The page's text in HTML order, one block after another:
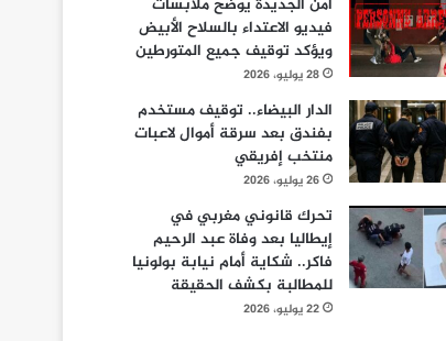
أمن الجديدة يوضح ملابسات
فيديو الاعتداء بالسلاح الأبيض
ويؤكد توقيف جميع المتورطين
28 يوليو، 2026
الدار البيضاء.. توقيف مستخدم
بفندق بعد سرقة أموال لاعبات
منتخب إفريقي
26 يوليو، 2026
تحرك قانوني مغربي في
إيطاليا بعد وفاة عبد الرحيم
فاكر.. شكاية أمام نيابة بولونيا
للمطالبة بكشف الحقيقة
22 يوليو، 2026